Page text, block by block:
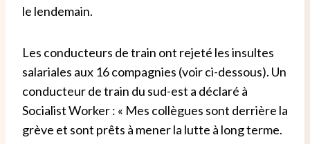
le lendemain.
Les conducteurs de train ont rejeté les insultes
salariales aux 16 compagnies (voir ci-dessous). Un
conducteur de train du sud-est a déclaré à
Socialist Worker : « Mes collègues sont derrière la
grève et sont prêts à mener la lutte à long terme.